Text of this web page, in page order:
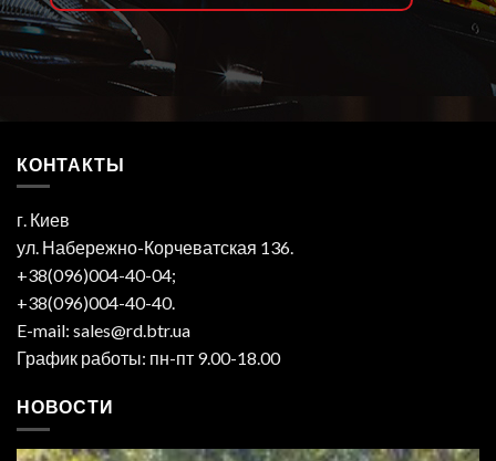
КОНТАКТЫ
г. Киев
ул. Набережно-Корчеватская 136.
+38(096)004-40-04;
+38(096)004-40-40.
E-mail: sales@rd.btr.ua
График работы: пн-пт 9.00-18.00
НОВОСТИ